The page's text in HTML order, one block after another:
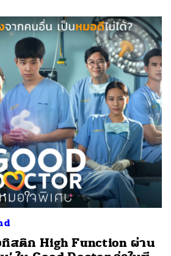
สติก High Function ผ่าน
TWEET